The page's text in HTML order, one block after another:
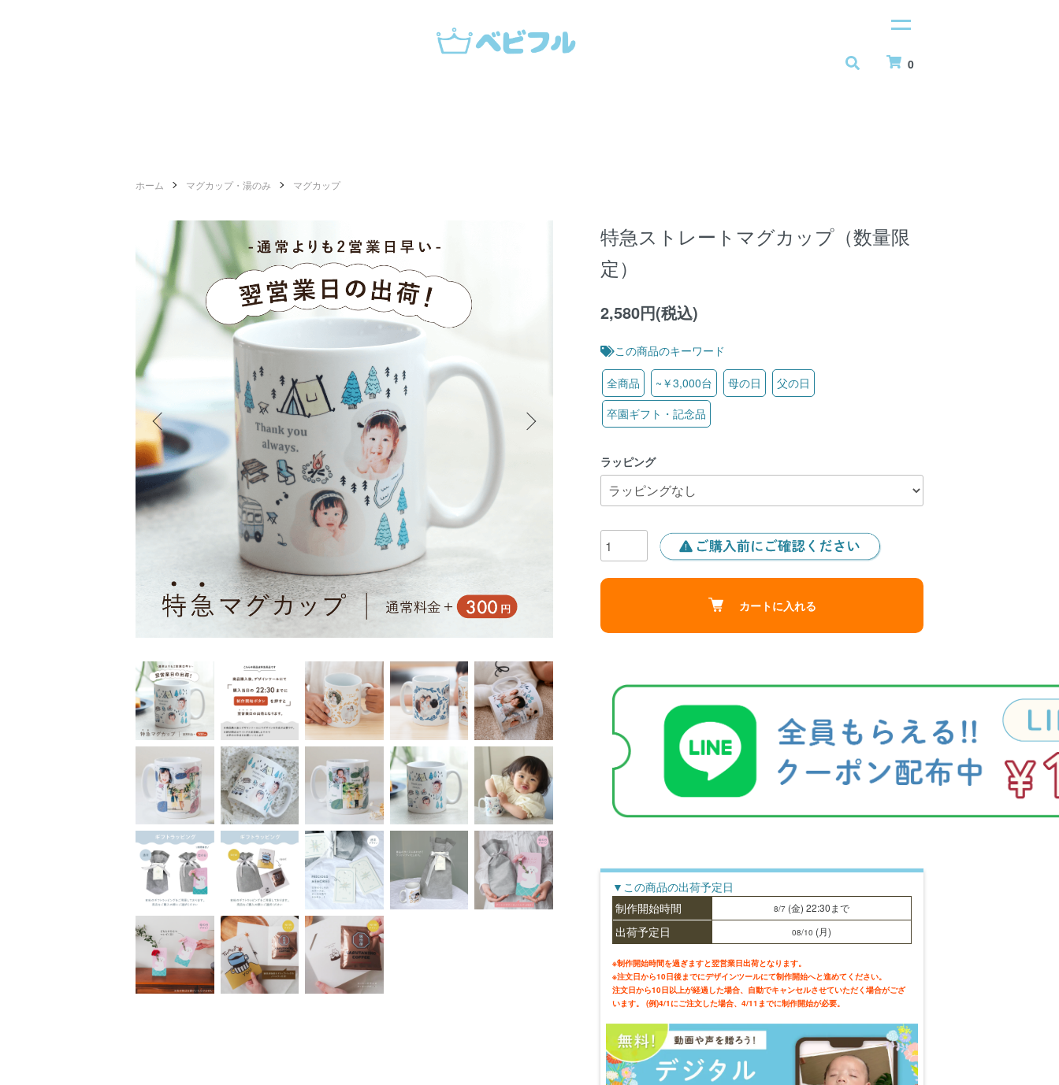
0
ホーム マグカップ・湯のみ マグカップ
特急ストレートマグカップ（数量限
定）
2,580円(税込)
この商品のキーワード
全商品 ~￥3,000台 母の日
父の日
卒園ギフト・記念品
ラッピング
カートに入れる
▼この商品の出荷予定日
制作開始時間
8/7 (金) 22:30まで
出荷予定日 08/10 (月)
※制作開始時間を過ぎますと翌営業日出荷となります。
※注文日から10日後までにデザインツールにて制作開始へと進めてください。
注文日から10日以上が経過した場合、自動でキャンセルさせていただく場合がござ
います。 (例)4/1にご注文した場合、4/11までに制作開始が必要。